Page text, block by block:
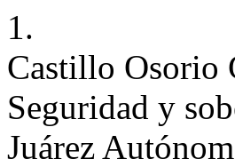
1.
Castillo Osorio
Seguridad y
Juárez